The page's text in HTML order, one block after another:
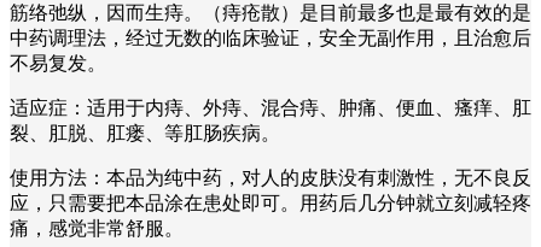
筋络弛纵，因而生痔。（痔疮散）是目前最多也是最有效的是
中药调理法，经过无数的临床验证，安全无副作用，且治愈后
不易复发。
适应症：适用于内痔、外痔、混合痔、肿痛、便血、瘙痒、肛
裂、肛脱、肛瘘、等肛肠疾病。
使用方法：本品为纯中药，对人的皮肤没有刺激性，无不良反
应，只需要把本品涂在患处即可。用药后几分钟就立刻减轻疼
痛，感觉非常舒服。